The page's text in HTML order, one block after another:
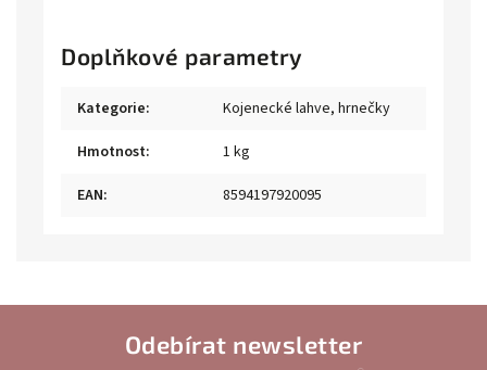
Doplňkové parametry
Kategorie:
Kojenecké lahve, hrnečky
Hmotnost:
1 kg
EAN: 8594197920095
Odebírat newsletter